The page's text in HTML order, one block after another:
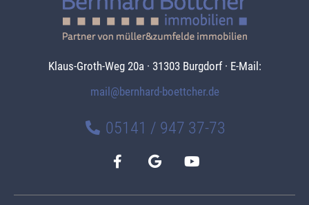
Klaus-Groth-Weg 20a · 31303 Burgdorf · E-Mail:
mail@bernhard-boettcher.de
05141 / 947 37-73